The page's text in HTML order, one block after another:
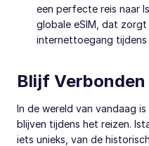
een perfecte reis naar
globale eSIM, dat
internettoegang tijdens
Blijf
In de wereld van vandaag
blijven tijdens het reizen.
iets unieks, van de